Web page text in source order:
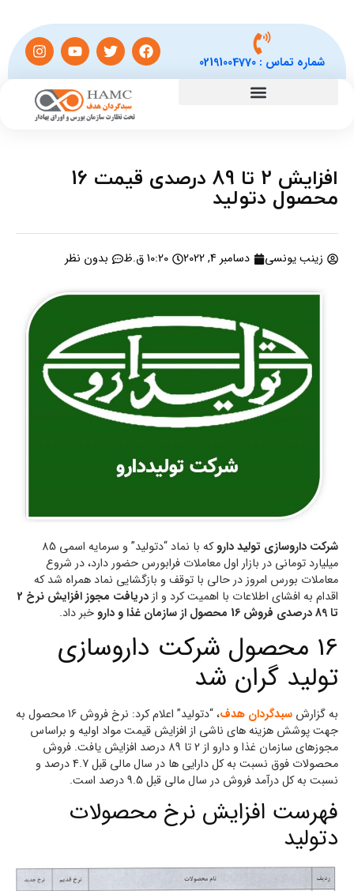
شماره تماس :02191004770
افزایش 2 تا 89 درصدی قیمت 16
محصول دتولید
زینب یونسی دسامبر 4, 2022 10:20 ق.ظ بدون نظر
شرکت داروسازی تولید دارو
که با نماد “دتولید” و سرمایه اسمی 85
میلیارد تومانی در بازار اول معاملات فرابورس حضور دارد، در شروع
معاملات بورس امروز در حالی با توقف و بازگشایی نماد همراه شد که
اقدام به افشای اطلاعات با اهمیت کرد و از
دریافت مجوز افزایش نرخ 2
تا 89 درصدی فروش 16 محصول از سازمان غذا و دارو
خبر داد.
16 محصول شرکت داروسازی
تولید گران شد
به گزارش سبدگردان هدف
، “دتولید” اعلام کرد: نرخ فروش 16 محصول به
جهت پوشش هزینه های ناشی از افزایش قیمت مواد اولیه و براساس
مجوزهای سازمان غذا و دارو از 2 تا 89 درصد افزایش یافت. فروش
محصولات فوق نسبت به کل دارایی ها در سال مالی قبل 4.7 درصد و
نسبت به کل درآمد فروش در سال مالی قبل 9.5 درصد است.
فهرست افزایش نرخ محصولات
دتولید